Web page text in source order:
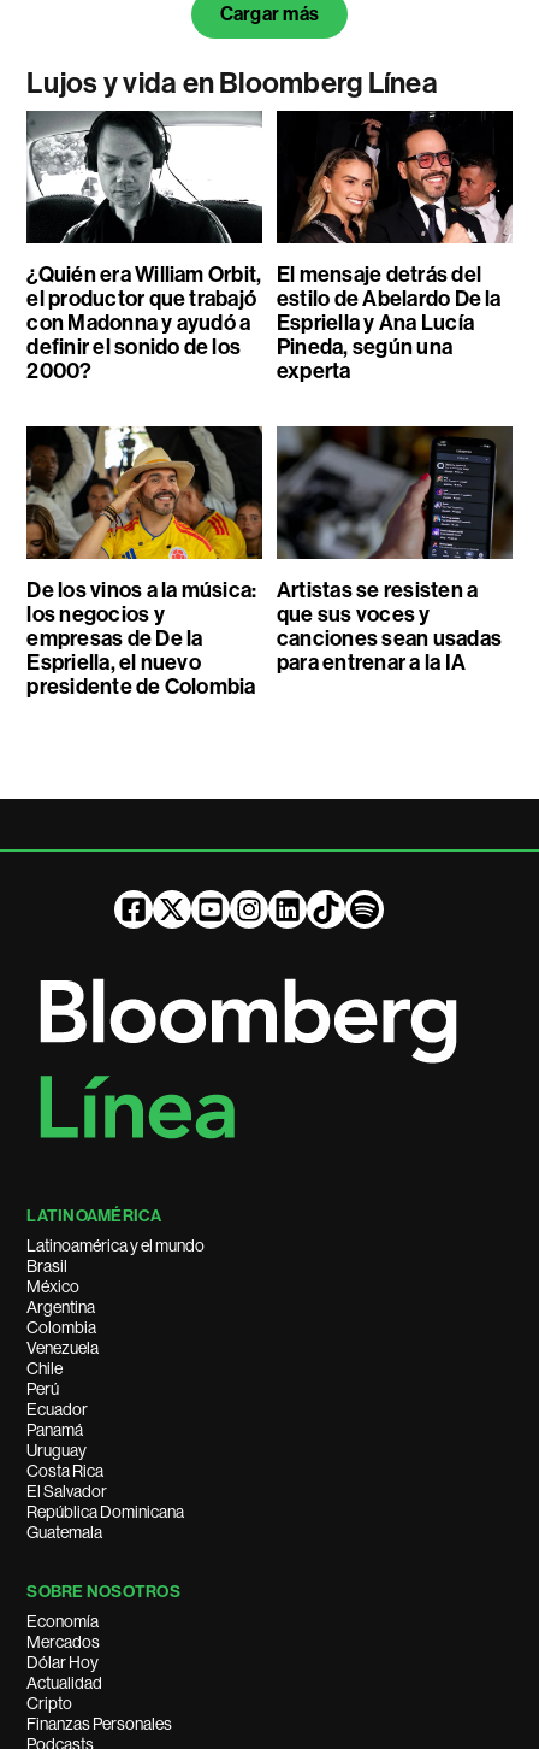
Cargar más
Lujos y vida en Bloomberg Línea
¿Quién era William Orbit,
el productor que trabajó
con Madonna y ayudó a
definir el sonido de los
2000?
El mensaje detrás del
estilo de Abelardo De la
Espriella y Ana Lucía
Pineda, según una
experta
De los vinos a la música:
los negocios y
empresas de De la
Espriella, el nuevo
presidente de Colombia
Artistas se resisten a
que sus voces y
canciones sean usadas
para entrenar a la IA
LATINOAMÉRICA
Latinoamérica y el mundo
Brasil
México
Argentina
Colombia
Venezuela
Chile
Perú
Ecuador
Panamá
Uruguay
Costa Rica
El Salvador
República Dominicana
Guatemala
SOBRE NOSOTROS
Economía
Mercados
Dólar Hoy
Actualidad
Cripto
Finanzas Personales
Podcasts